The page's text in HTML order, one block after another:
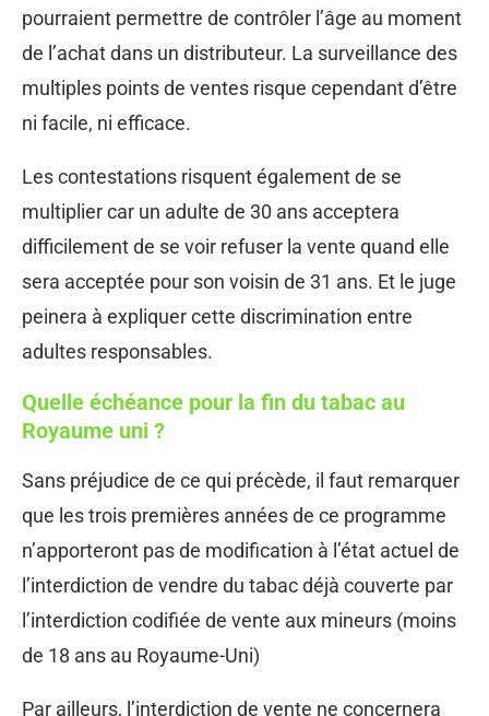
pourraient permettre de contrôler l’âge au moment
de l’achat dans un distributeur. La surveillance des
multiples points de ventes risque cependant d’être
ni facile, ni efficace.
Les contestations risquent également de se
multiplier car un adulte de 30 ans acceptera
difficilement de se voir refuser la vente quand elle
sera acceptée pour son voisin de 31 ans. Et le juge
peinera à expliquer cette discrimination entre
adultes responsables.
Quelle échéance pour la fin du tabac au
Royaume uni ?
Sans préjudice de ce qui précède, il faut remarquer
que les trois premières années de ce programme
n’apporteront pas de modification à l’état actuel de
l’interdiction de vendre du tabac déjà couverte par
l’interdiction codifiée de vente aux mineurs (moins
de 18 ans au Royaume-Uni)
Par ailleurs, l’interdiction de vente ne concernera